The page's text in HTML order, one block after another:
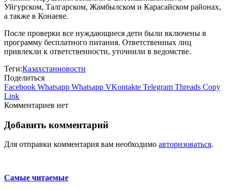
Уйгурском, Талгарском, Жамбылском и Карасайском районах,
а также в Конаеве.
После проверки все нуждающиеся дети были включены в
программу бесплатного питания. Ответственных лиц
привлекли к ответственности, уточнили в ведомстве.
Теги:Казахстанновости
Поделиться
Facebook Whatsapp Whatsapp VKontakte Telegram Threads Copy
Link
Комментариев нет
Добавить комментарий
Для отправки комментария вам необходимо авторизоваться.
Самые читаемые